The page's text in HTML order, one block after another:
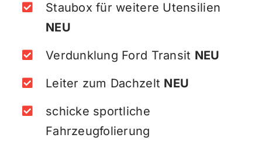
Staubox für weitere Utensilien
NEU
Verdunklung Ford Transit NEU
Leiter zum Dachzelt NEU
schicke sportliche
Fahrzeugfolierung